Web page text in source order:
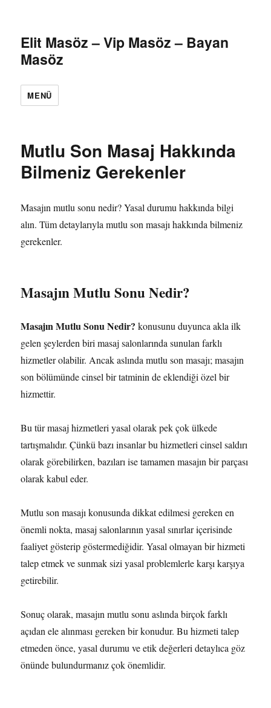
Elit Masöz – Vip Masöz – Bayan
Masöz
MENÜ
Mutlu Son Masaj Hakkında
Bilmeniz Gerekenler
Masajın mutlu sonu nedir? Yasal durumu hakkında bilgi
alın. Tüm detaylarıyla mutlu son masajı hakkında bilmeniz
gerekenler.
Masajın Mutlu Sonu Nedir?
Masajın Mutlu Sonu Nedir? konusunu duyunca akla ilk
gelen şeylerden biri masaj salonlarında sunulan farklı
hizmetler olabilir. Ancak aslında mutlu son masajı; masajın
son bölümünde cinsel bir tatminin de eklendiği özel bir
hizmettir.
Bu tür masaj hizmetleri yasal olarak pek çok ülkede
tartışmalıdır. Çünkü bazı insanlar bu hizmetleri cinsel saldırı
olarak görebilirken, bazıları ise tamamen masajın bir parçası
olarak kabul eder.
Mutlu son masajı konusunda dikkat edilmesi gereken en
önemli nokta, masaj salonlarının yasal sınırlar içerisinde
faaliyet gösterip göstermediğidir. Yasal olmayan bir hizmeti
talep etmek ve sunmak sizi yasal problemlerle karşı karşıya
getirebilir.
Sonuç olarak, masajın mutlu sonu aslında birçok farklı
açıdan ele alınması gereken bir konudur. Bu hizmeti talep
etmeden önce, yasal durumu ve etik değerleri detaylıca göz
önünde bulundurmanız çok önemlidir.